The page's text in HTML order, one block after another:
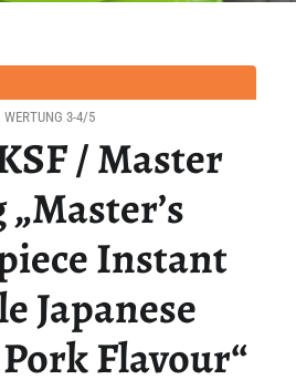
/ Master
Instant
Japanese
Flavour“
WERTUNG 3-4/5